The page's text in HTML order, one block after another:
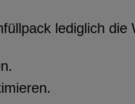
lediglich die